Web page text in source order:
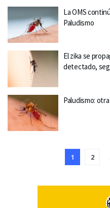
La OMS
Paludismo
El zika se
detectado,
Paludismo:
1 2